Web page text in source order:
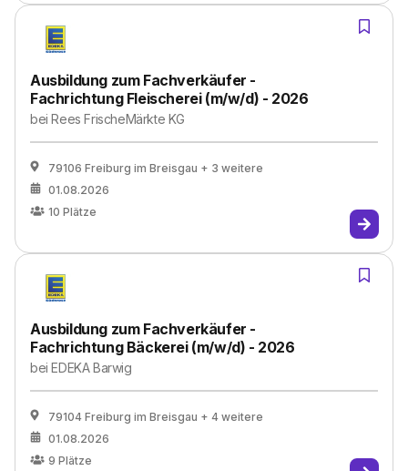
Ausbildung zum Fachverkäufer -
Fachrichtung Fleischerei (m/w/d) - 2026
beiRees FrischeMärkte KG
79106 Freiburg im Breisgau + 3 weitere
01.08.2026
10 Plätze
Ausbildung zum Fachverkäufer -
Fachrichtung Bäckerei (m/w/d) - 2026
beiEDEKA Barwig
79104 Freiburg im Breisgau + 4 weitere
01.08.2026
9 Plätze